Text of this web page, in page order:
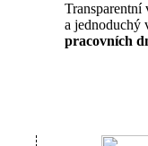
Transparentní
a jednoduchý
pracovních